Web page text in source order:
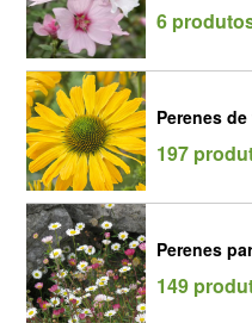
6
Perenes
197
Perenes
149